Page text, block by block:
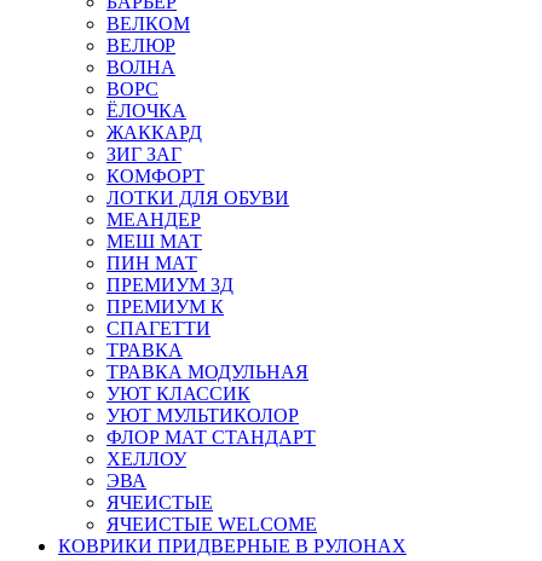
ВЕЛКОМ
ВЕЛЮР
ВОЛНА
ВОРС
ЁЛОЧКА
ЖАККАРД
ЗИГ ЗАГ
КОМФОРТ
ЛОТКИ ДЛЯ ОБУВИ
МЕАНДЕР
МЕШ МАТ
ПИН МАТ
ПРЕМИУМ 3Д
ПРЕМИУМ К
СПАГЕТТИ
ТРАВКА
ТРАВКА МОДУЛЬНАЯ
УЮТ КЛАССИК
УЮТ МУЛЬТИКОЛОР
ФЛОР МАТ СТАНДАРТ
ХЕЛЛОУ
ЭВА
ЯЧЕИСТЫЕ
ЯЧЕИСТЫЕ WELCOME
КОВРИКИ ПРИДВЕРНЫЕ В РУЛОНАХ